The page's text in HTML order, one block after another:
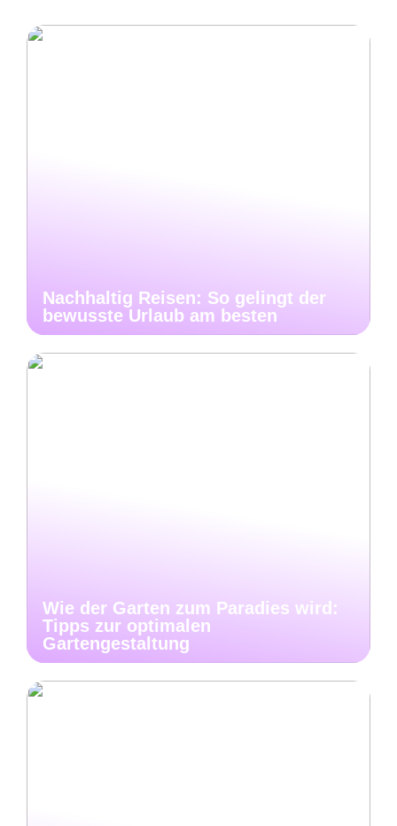
Nachhaltig Reisen: So gelingt der
bewusste Urlaub am besten
Wie der Garten zum Paradies wird:
Tipps zur optimalen
Gartengestaltung